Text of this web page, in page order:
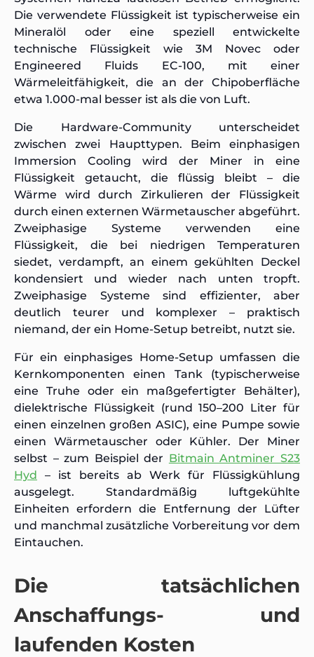
Die verwendete Flüssigkeit ist typischerweise ein
Mineralöl oder eine speziell entwickelte
technische Flüssigkeit wie 3M Novec oder
Engineered Fluids EC-100, mit einer
Wärmeleitfähigkeit, die an der Chipoberfläche
etwa 1.000-mal besser ist als die von Luft.
Die Hardware-Community unterscheidet
zwischen zwei Haupttypen. Beim einphasigen
Immersion Cooling wird der Miner in eine
Flüssigkeit getaucht, die flüssig bleibt – die
Wärme wird durch Zirkulieren der Flüssigkeit
durch einen externen Wärmetauscher abgeführt.
Zweiphasige Systeme verwenden eine
Flüssigkeit, die bei niedrigen Temperaturen
siedet, verdampft, an einem gekühlten Deckel
kondensiert und wieder nach unten tropft.
Zweiphasige Systeme sind effizienter, aber
deutlich teurer und komplexer – praktisch
niemand, der ein Home-Setup betreibt, nutzt sie.
Für ein einphasiges Home-Setup umfassen die
Kernkomponenten einen Tank (typischerweise
eine Truhe oder ein maßgefertigter Behälter),
dielektrische Flüssigkeit (rund 150–200 Liter für
einen einzelnen großen ASIC), eine Pumpe sowie
einen Wärmetauscher oder Kühler. Der Miner
selbst – zum Beispiel der Bitmain Antminer S23
Hyd – ist bereits ab Werk für Flüssigkühlung
ausgelegt. Standardmäßig luftgekühlte
Einheiten erfordern die Entfernung der Lüfter
und manchmal zusätzliche Vorbereitung vor dem
Eintauchen.
Die tatsächlichen
Anschaffungs- und
laufenden Kosten